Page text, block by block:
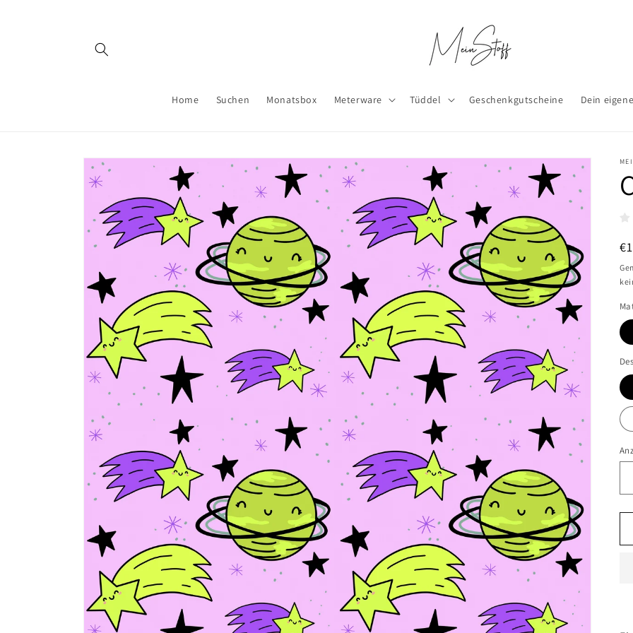
Home Suchen Monatsbox Meterware Tüddel Geschenkgutscheine Dein
Zu
Produktinformationen
springen